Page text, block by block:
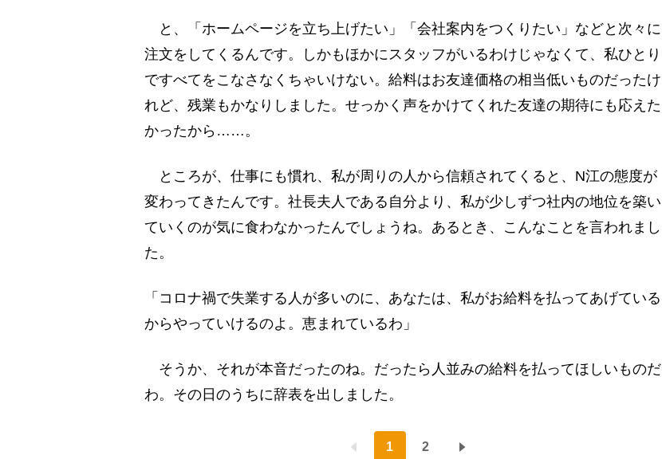
と、「ホームページを立ち上げたい」「会社案内をつくりたい」などと次々に
注文をしてくるんです。しかもほかにスタッフがいるわけじゃなくて、私ひとり
ですべてをこなさなくちゃいけない。給料はお友達価格の相当低いものだったけ
れど、残業もかなりしました。せっかく声をかけてくれた友達の期待にも応えた
かったから……。
ところが、仕事にも慣れ、私が周りの人から信頼されてくると、N江の態度が
変わってきたんです。社長夫人である自分より、私が少しずつ社内の地位を築い
ていくのが気に食わなかったんでしょうね。あるとき、こんなことを言われまし
た。
「コロナ禍で失業する人が多いのに、あなたは、私がお給料を払ってあげている
からやっていけるのよ。恵まれているわ」
そうか、それが本音だったのね。だったら人並みの給料を払ってほしいものだ
わ。その日のうちに辞表を出しました。
1 2